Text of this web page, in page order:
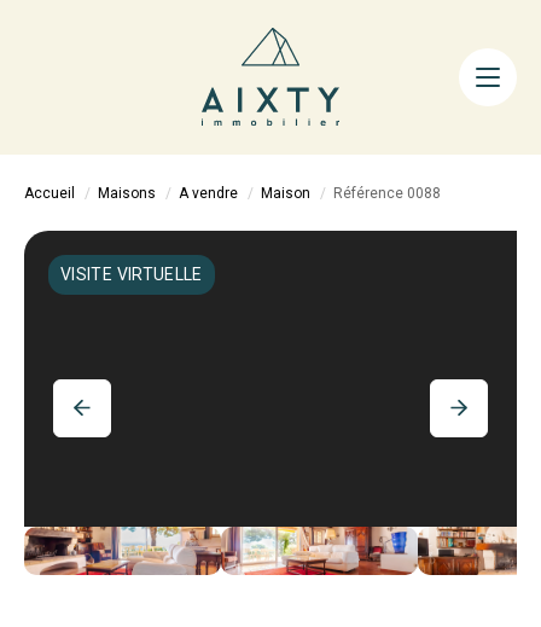
ACHETER
AIXTY & VOUS
Accueil Maisons A vendre Maison Référence 0088
VISITE VIRTUELLE